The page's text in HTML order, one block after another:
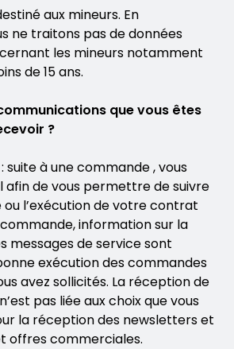
aux mineurs. En
ne traitons pas de données
les mineurs notamment
de 15 ans.
que vous êtes
?
suite à une commande , vous
afin de vous permettre de suivre
l’exécution de votre contrat
information sur la
messages de service sont
exécution des commandes
avez sollicités. La réception de
pas liée aux choix que vous
la réception des newsletters et
offres commerciales.